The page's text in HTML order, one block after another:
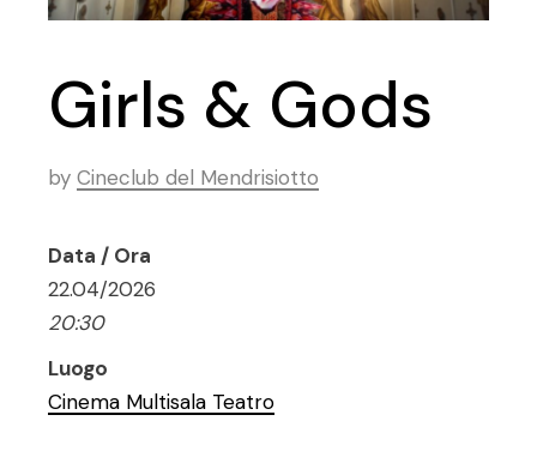
Girls & Gods
by Cineclub del Mendrisiotto
Data / Ora
22.04/2026
20:30
Luogo
Cinema Multisala Teatro